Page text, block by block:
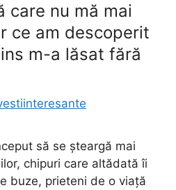
care nu mă mai
ce am descoperit
m-a lăsat fără
să se șteargă mai
chipuri care altădată îi
buze, prieteni de o viață